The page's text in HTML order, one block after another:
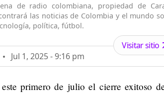
de radio colombiana, propiedad de
las noticias de Colombia y el mundo
política, fútbol.
Jul 1, 2025 - 9:16 pm
Visitar sitio
primero de julio el cierre exitoso